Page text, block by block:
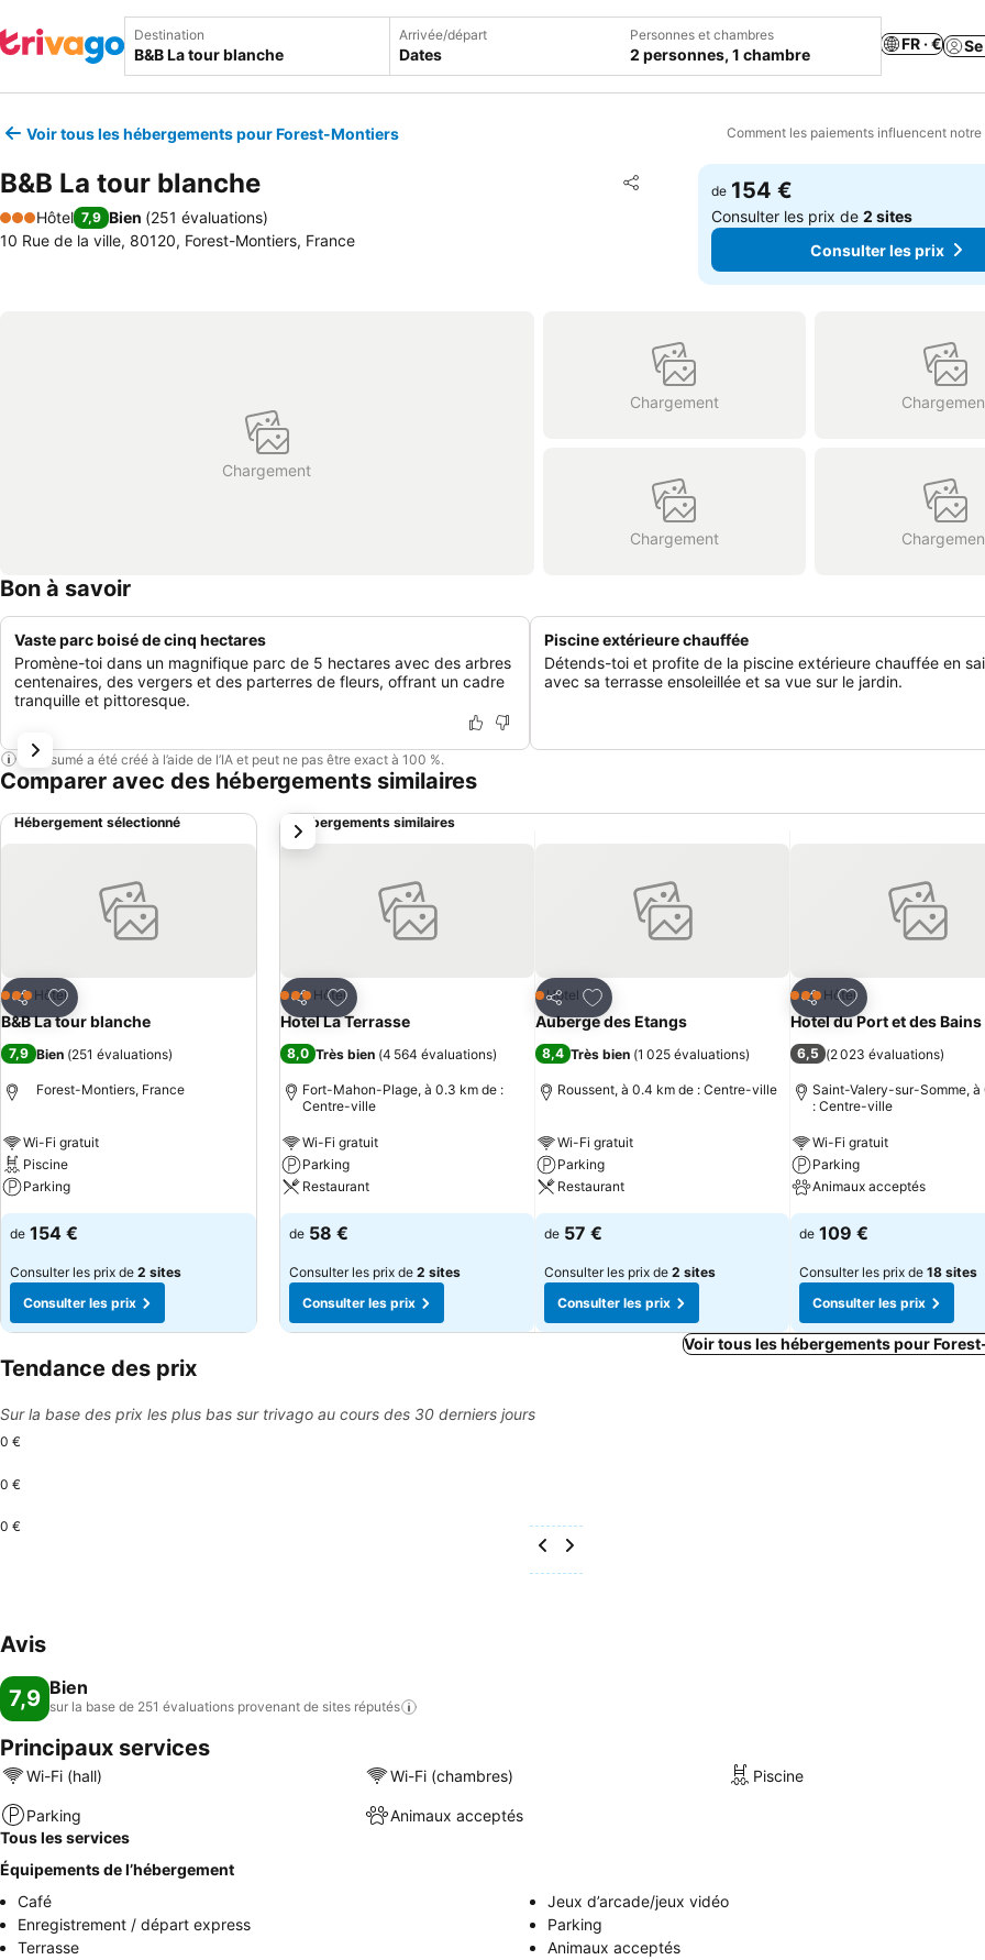
Destination Arrivée/départ
Dates
Personnes et chambres
2 personnes, 1 chambre
FR · €
Voir tous les hébergements pour Forest-Montiers Comment les paiements influencent
B&B La tour blanche Partager
Ajouter à mes favoris
3 Étoiles
Hôtel 7,9 Bien (251 évaluations)
10 Rue de la ville, 80120, Forest-Montiers, France
de 154 €
Consulter les prix de2 sites
Consulter les prix
Chargement
Chargement
Chargement
Bon à savoir
Vaste parc boisé de cinq hectares
Promène-toi dans un magnifique parc de 5 hectares avec des arbres
centenaires, des vergers et des parterres de fleurs, offrant un cadre
tranquille et pittoresque.
Piscine extérieure chauffée
Détends-toi et profite de la piscine extérieure chauffée en
avec sa terrasse ensoleillée et sa vue sur le jardin.
Ce résumé a été créé à l’aide de l’IA et peut ne pas être exact à 100 %.
Comparer avec des hébergements similaires
Hébergement sélectionné
Partager
Ajouter à mes favoris
3 ÉtoilesHôtel
B&B La tour blanche
7,9 Bien (251 évaluations)
Forest-Montiers, France
Wi-Fi gratuit
Piscine
Parking
de 154 €
Consulter les prix de 2 sites
Consulter les prix
Hébergements similaires
Partager
Ajouter à mes favoris
3 ÉtoilesHôtel
Hotel La Terrasse
8,0 Très bien (4 564 évaluations)
Fort-Mahon-Plage, à 0.3 km de :
Centre-ville
Wi-Fi gratuit
Parking
Restaurant
de 58 €
Consulter les prix de 2 sites
Consulter les prix
Partager
Ajouter à mes favoris
1 Étoiles
Hôtel
Auberge des Etangs
8,4 Très bien (1 025 évaluations)
Roussent, à 0.4 km de : Centre-ville
Wi-Fi gratuit
Parking
Restaurant
de 57 €
Consulter les prix de 2 sites
Consulter les prix
Partager
Ajouter à mes
3 ÉtoilesHôtel
Hotel du Port et des Bains
6,5 (2 023 évaluations)
Saint-Valery-sur-Somme, à
: Centre-ville
Wi-Fi gratuit
Parking
Animaux acceptés
de 109 €
Consulter les prix de 18 sites
Consulter les prix
suivant
Voir tous les hébergements pour
Tendance des prix
Sur la base des prix les plus bas sur trivago au cours des 30 derniers jours
0 €
0 €
0 €
Avis
7,9 Bien
sur la base de 251 évaluations provenant de sites réputés
Principaux services
Wi-Fi (hall) Wi-Fi (chambres) Piscine
Parking
Animaux acceptés
Tous les services
Équipements de l’hébergement
Café
Jeux d’arcade/jeux vidéo
Enregistrement / départ express
Parking
Terrasse
Animaux acceptés